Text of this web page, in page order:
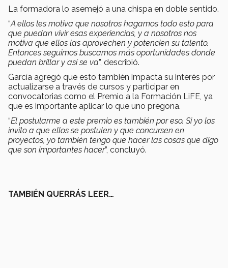
La formadora lo asemejó a una chispa en doble sentido.
“A ellos les motiva que nosotros hagamos todo esto para
que puedan vivir esas experiencias, y a nosotros nos
motiva que ellos las aprovechen y potencien su talento.
Entonces seguimos buscamos más oportunidades donde
puedan brillar y así se va”, describió.
García agregó que esto también impacta su interés por
actualizarse a través de cursos y participar en
convocatorias como el Premio a la Formación LiFE, ya
que es importante aplicar lo que uno pregona.
“El postularme a este premio es también por eso. Si yo los
invito a que ellos se postulen y que concursen en
proyectos, yo también tengo que hacer las cosas que digo
que son importantes hacer”, concluyó.
TAMBIÉN QUERRÁS LEER…